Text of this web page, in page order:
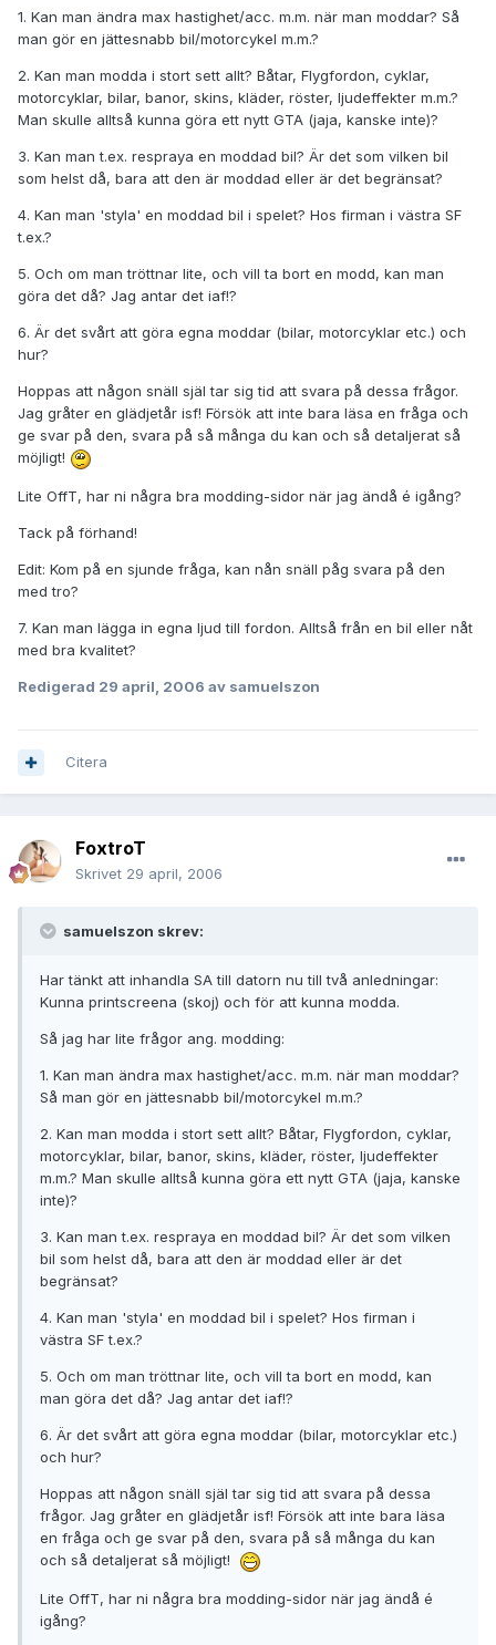
1. Kan man ändra max hastighet/acc. m.m. när man moddar? Så
man gör en jättesnabb bil/motorcykel m.m.?
2. Kan man modda i stort sett allt? Båtar, Flygfordon, cyklar,
motorcyklar, bilar, banor, skins, kläder, röster, ljudeffekter m.m.?
Man skulle alltså kunna göra ett nytt GTA (jaja, kanske inte)?
3. Kan man t.ex. respraya en moddad bil? Är det som vilken bil
som helst då, bara att den är moddad eller är det begränsat?
4. Kan man 'styla' en moddad bil i spelet? Hos firman i västra SF
t.ex.?
5. Och om man tröttnar lite, och vill ta bort en modd, kan man
göra det då? Jag antar det iaf!?
6. Är det svårt att göra egna moddar (bilar, motorcyklar etc.) och
hur?
Hoppas att någon snäll själ tar sig tid att svara på dessa frågor.
Jag gråter en glädjetår isf! Försök att inte bara läsa en fråga och
ge svar på den, svara på så många du kan och så detaljerat så
möjligt!
Lite OffT, har ni några bra modding-sidor när jag ändå é igång?
Tack på förhand!
Edit: Kom på en sjunde fråga, kan nån snäll påg svara på den
med tro?
7. Kan man lägga in egna ljud till fordon. Alltså från en bil eller nåt
med bra kvalitet?
Redigerad 29 april, 2006 av samuelszon
Citera
FoxtroT
Skrivet 29 april, 2006
samuelszon skrev:
Har tänkt att inhandla SA till datorn nu till två anledningar:
Kunna printscreena (skoj) och för att kunna modda.
Så jag har lite frågor ang. modding:
1. Kan man ändra max hastighet/acc. m.m. när man moddar?
Så man gör en jättesnabb bil/motorcykel m.m.?
2. Kan man modda i stort sett allt? Båtar, Flygfordon, cyklar,
motorcyklar, bilar, banor, skins, kläder, röster, ljudeffekter
m.m.? Man skulle alltså kunna göra ett nytt GTA (jaja, kanske
inte)?
3. Kan man t.ex. respraya en moddad bil? Är det som vilken
bil som helst då, bara att den är moddad eller är det
begränsat?
4. Kan man 'styla' en moddad bil i spelet? Hos firman i
västra SF t.ex.?
5. Och om man tröttnar lite, och vill ta bort en modd, kan
man göra det då? Jag antar det iaf!?
6. Är det svårt att göra egna moddar (bilar, motorcyklar etc.)
och hur?
Hoppas att någon snäll själ tar sig tid att svara på dessa
frågor. Jag gråter en glädjetår isf! Försök att inte bara läsa
en fråga och ge svar på den, svara på så många du kan
och så detaljerat så möjligt!
Lite OffT, har ni några bra modding-sidor när jag ändå é
igång?